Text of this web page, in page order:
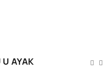
U AYAK